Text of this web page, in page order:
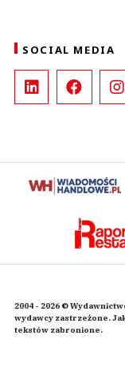
SOCIAL MEDIA
2004 - 2026 ©
wydawcy zastrzeżone.
tekstów zabronione.